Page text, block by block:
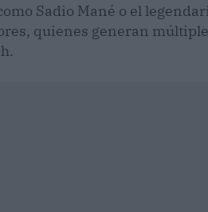
Sadio Mané o el
quienes generan